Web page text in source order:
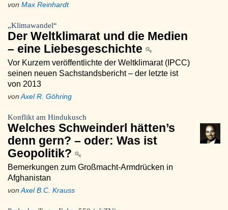
von Max Reinhardt
„Klimawandel“
Der Weltklimarat und die Medien
– eine Liebesgeschichte
Vor Kurzem veröffentlichte der Weltklimarat (IPCC)
seinen neuen Sachstandsbericht – der letzte ist
von 2013
von Axel R. Göhring
Konflikt am Hindukusch
Welches Schweinderl hätten’s
denn gern? – oder: Was ist
Geopolitik?
Bemerkungen zum Großmacht-Armdrücken in
Afghanistan
von Axel B.C. Krauss